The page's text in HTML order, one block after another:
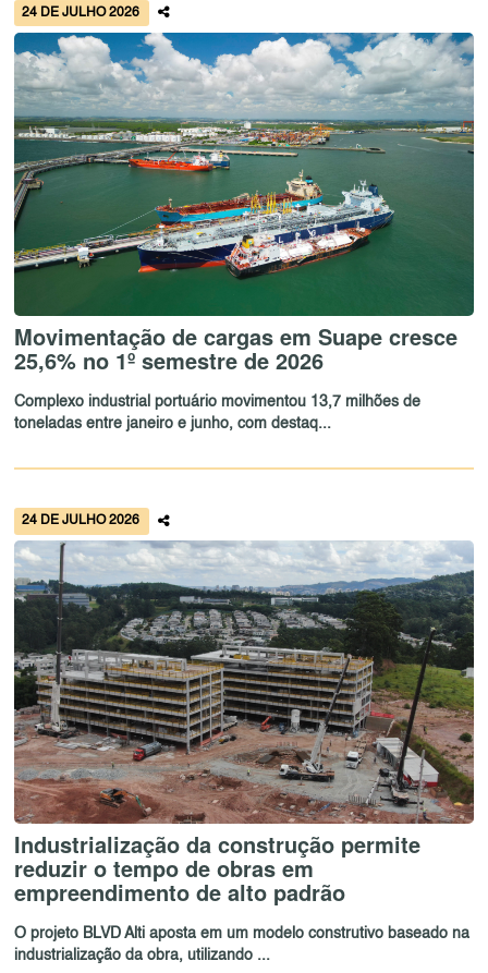
24 DE JULHO 2026
Movimentação de cargas em Suape cresce
25,6% no 1º semestre de 2026
Complexo industrial portuário movimentou 13,7 milhões de
toneladas entre janeiro e junho, com destaq...
24 DE JULHO 2026
Industrialização da construção permite
reduzir o tempo de obras em
empreendimento de alto padrão
O projeto BLVD Alti aposta em um modelo construtivo baseado na
industrialização da obra, utilizando ...